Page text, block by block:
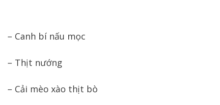
– Canh bí nấu mọc
– Thịt nướng
– Cải mèo xào thịt bò